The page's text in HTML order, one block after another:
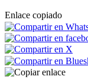
Enlace copiado